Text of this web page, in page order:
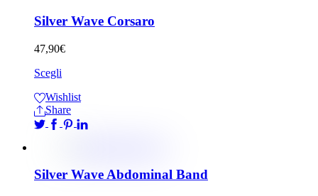
Silver Wave Corsaro
47,90€
Scegli
Wishlist
Share
Silver Wave Abdominal Band